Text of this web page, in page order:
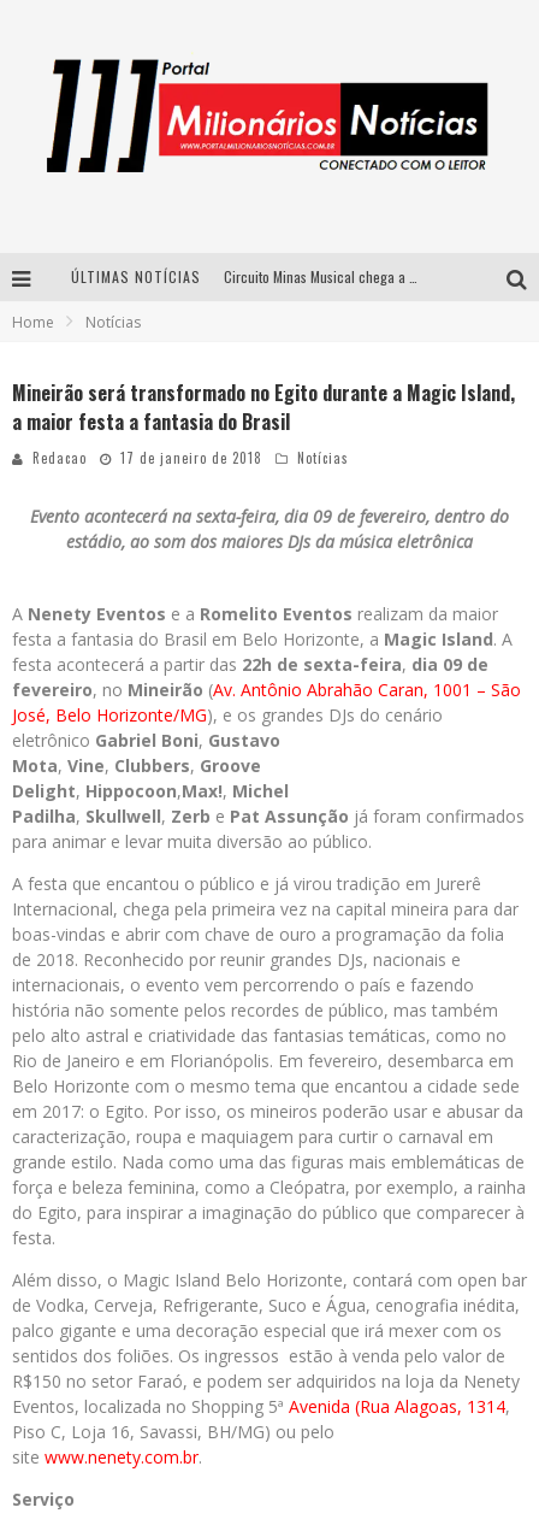
ÚLTIMAS NOTÍCIAS
Home Notícias
Mineirão será transformado no Egito durante a Magic Island,
a maior festa a fantasia do Brasil
Redacao 17 de janeiro de 2018 Notícias
Evento acontecerá na sexta-feira, dia 09 de fevereiro, dentro do
estádio, ao som dos maiores DJs da música eletrônica
A Nenety Eventos e a Romelito Eventos realizam da maior
festa a fantasia do Brasil em Belo Horizonte, a Magic Island. A
festa acontecerá a partir das 22h de sexta-feira, dia 09 de
fevereiro, no Mineirão (Av. Antônio Abrahão Caran, 1001 – São
José, Belo Horizonte/MG), e os grandes DJs do cenário
eletrônico Gabriel Boni, Gustavo
Mota, Vine, Clubbers, Groove
Delight, Hippocoon,Max!, Michel
Padilha, Skullwell, Zerb e Pat Assunção já foram confirmados
para animar e levar muita diversão ao público.
A festa que encantou o público e já virou tradição em Jurerê
Internacional, chega pela primeira vez na capital mineira para dar
boas-vindas e abrir com chave de ouro a programação da folia
de 2018. Reconhecido por reunir grandes DJs, nacionais e
internacionais, o evento vem percorrendo o país e fazendo
história não somente pelos recordes de público, mas também
pelo alto astral e criatividade das fantasias temáticas, como no
Rio de Janeiro e em Florianópolis. Em fevereiro, desembarca em
Belo Horizonte com o mesmo tema que encantou a cidade sede
em 2017: o Egito. Por isso, os mineiros poderão usar e abusar da
caracterização, roupa e maquiagem para curtir o carnaval em
grande estilo. Nada como uma das figuras mais emblemáticas de
força e beleza feminina, como a Cleópatra, por exemplo, a rainha
do Egito, para inspirar a imaginação do público que comparecer à
festa.
Além disso, o Magic Island Belo Horizonte, contará com open bar
de Vodka, Cerveja, Refrigerante, Suco e Água, cenografia inédita,
palco gigante e uma decoração especial que irá mexer com os
sentidos dos foliões. Os ingressos estão à venda pelo valor de
R$150 no setor Faraó, e podem ser adquiridos na loja da Nenety
Eventos, localizada no Shopping 5ª Avenida (Rua Alagoas, 1314,
Piso C, Loja 16, Savassi, BH/MG) ou pelo
site www.nenety.com.br.
Serviço